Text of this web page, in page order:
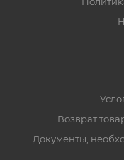
Возврат
Документы,